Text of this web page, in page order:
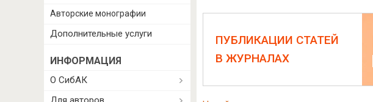
ПУБЛИКАЦИИ СТАТЕЙ
В ЖУРНАЛАХ
Авторские монографии
Дополнительные услуги
ИНФОРМАЦИЯ
О СибАК